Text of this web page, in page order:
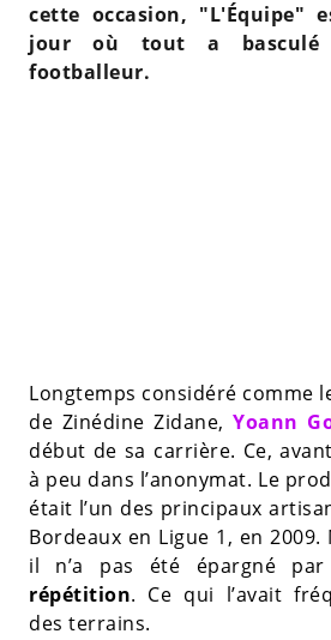
cette occasion, "L'Équipe"
jour où tout a
footballeur.
Longtemps considéré comme
de Zinédine Zidane, Yoann
début de sa carrière. Ce,
à peu dans l’anonymat. Le
était l’un des principaux
Bordeaux en Ligue 1, en
il n’a pas été épargné par
répétition. Ce qui l’avait
des terrains.